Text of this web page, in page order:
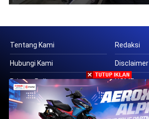
Tentang Kami Redaksi
Hubungi Kami Disclaimer
Privacy Policy HOME